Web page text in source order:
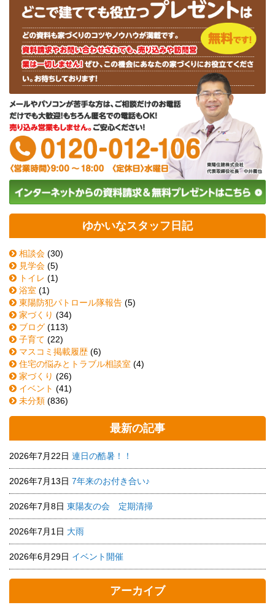
ゆかいなスタッフ日記
相談会 (30)
見学会 (5)
トイレ (1)
浴室 (1)
東陽防犯パトロール隊報告 (5)
家づくり (34)
ブログ (113)
子育て (22)
マスコミ掲載履歴 (6)
住宅の悩みとトラブル相談室 (4)
家づくり (26)
イベント (41)
未分類 (836)
最新の記事
2026年7月22日 連日の酷暑！！
2026年7月13日 7年来のお付き合い♪
2026年7月8日 東陽友の会 定期清掃
2026年7月1日 大雨
2026年6月29日 イベント開催
アーカイブ